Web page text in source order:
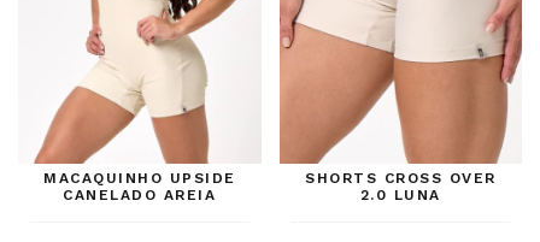
MACAQUINHO UPSIDE
CANELADO AREIA
SHORTS CROSS OVER
2.0 LUNA